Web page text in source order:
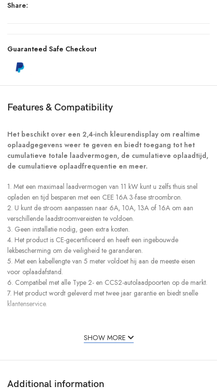
Share:
Guaranteed Safe Checkout
Features & Compatibility
Het beschikt over een 2,4-inch kleurendisplay om realtime
oplaadgegevens weer te geven en biedt toegang tot het
cumulatieve totale laadvermogen, de cumulatieve oplaadtijd,
de cumulatieve oplaadfrequentie en meer.
1. Met een maximaal laadvermogen van 11 kW kunt u zelfs thuis snel
opladen en tijd besparen met een CEE 16A 3-fase stroombron.
2. U kunt de stroom aanpassen naar 6A, 10A, 13A of 16A om aan
verschillende laadstroomvereisten te voldoen.
3. Geen installatie nodig, geen extra kosten.
4. Het product is CE-gecertificeerd en heeft een ingebouwde
lekbescherming om de veiligheid te garanderen.
5. Met een kabellengte van 5 meter voldoet hij aan de meeste eisen
voor oplaadafstand.
6. Compatibel met alle Type 2- en CCS2-autolaadpoorten op de markt.
7. Het product wordt geleverd met twee jaar garantie en biedt snelle
klantenservice.
nog steeds gebruiken als er geen CEE16A-aansluiting beschikbaar is.
Voedingsstekker: CEE 3 x 16A
SHOW MORE
Additional information